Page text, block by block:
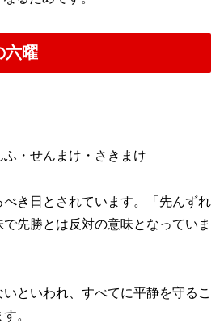
六曜
・せんまけ・さきまけ
き日とされています。「先んずれ
先勝とは反対の意味となっていま
といわれ、すべてに平静を守るこ
。